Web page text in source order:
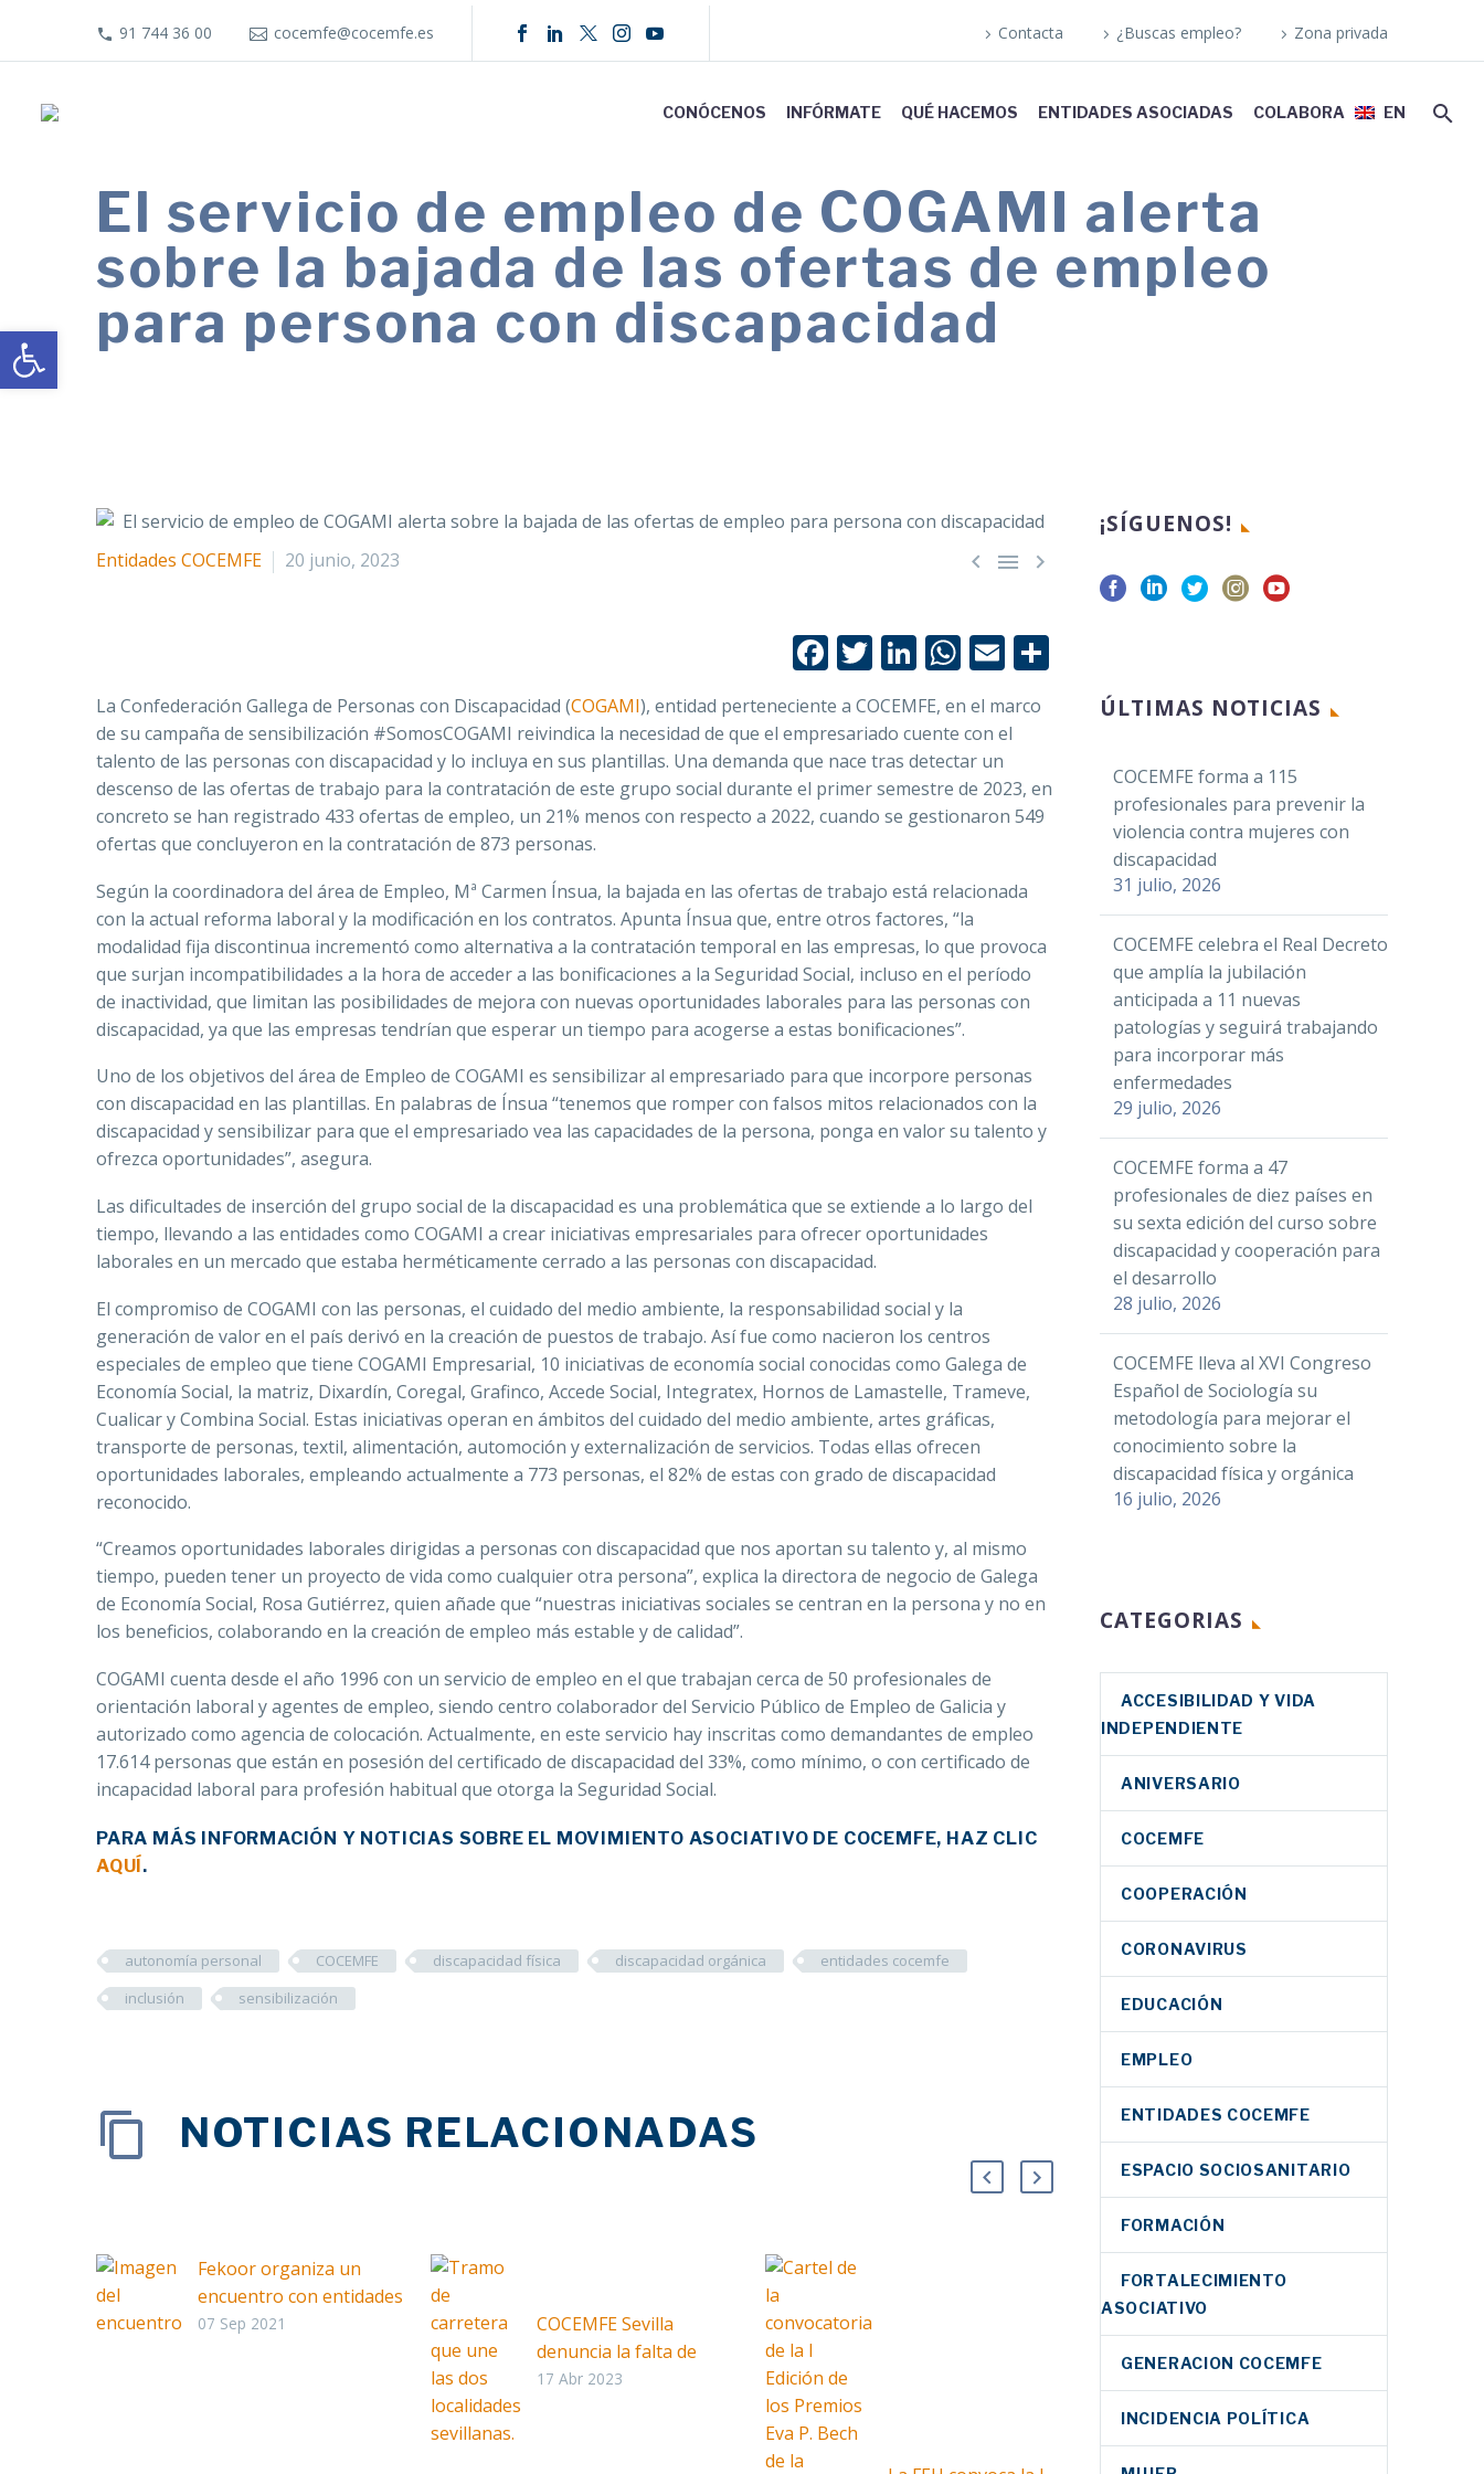
Abrir barra de herramientas
91 744 36 00 cocemfe@cocemfe.es Contacta ¿Buscas empleo? Zona privada
CONÓCENOS INFÓRMATE QUÉ HACEMOS ENTIDADES ASOCIADAS COLABORA EN
El servicio de empleo de COGAMI alerta
sobre la bajada de las ofertas de empleo
para persona con discapacidad
  
Entidades COCEMFE 20 junio, 2023
Facebook
Twitter
LinkedIn
WhatsApp
Email
La Confederación Gallega de Personas con Discapacidad (COGAMI), entidad perteneciente a COCEMFE, en el marco
de su campaña de sensibilización #SomosCOGAMI reivindica la necesidad de que el empresariado cuente con el
talento de las personas con discapacidad y lo incluya en sus plantillas. Una demanda que nace tras detectar un
descenso de las ofertas de trabajo para la contratación de este grupo social durante el primer semestre de 2023, en
concreto se han registrado 433 ofertas de empleo, un 21% menos con respecto a 2022, cuando se gestionaron 549
ofertas que concluyeron en la contratación de 873 personas.
Según la coordinadora del área de Empleo, Mª Carmen Ínsua, la bajada en las ofertas de trabajo está relacionada
con la actual reforma laboral y la modificación en los contratos. Apunta Ínsua que, entre otros factores, “la
modalidad fija discontinua incrementó como alternativa a la contratación temporal en las empresas, lo que provoca
que surjan incompatibilidades a la hora de acceder a las bonificaciones a la Seguridad Social, incluso en el período
de inactividad, que limitan las posibilidades de mejora con nuevas oportunidades laborales para las personas con
discapacidad, ya que las empresas tendrían que esperar un tiempo para acogerse a estas bonificaciones”.
Uno de los objetivos del área de Empleo de COGAMI es sensibilizar al empresariado para que incorpore personas
con discapacidad en las plantillas. En palabras de Ínsua “tenemos que romper con falsos mitos relacionados con la
discapacidad y sensibilizar para que el empresariado vea las capacidades de la persona, ponga en valor su talento y
ofrezca oportunidades”, asegura.
Las dificultades de inserción del grupo social de la discapacidad es una problemática que se extiende a lo largo del
tiempo, llevando a las entidades como COGAMI a crear iniciativas empresariales para ofrecer oportunidades
laborales en un mercado que estaba herméticamente cerrado a las personas con discapacidad.
El compromiso de COGAMI con las personas, el cuidado del medio ambiente, la responsabilidad social y la
generación de valor en el país derivó en la creación de puestos de trabajo. Así fue como nacieron los centros
especiales de empleo que tiene COGAMI Empresarial, 10 iniciativas de economía social conocidas como Galega de
Economía Social, la matriz, Dixardín, Coregal, Grafinco, Accede Social, Integratex, Hornos de Lamastelle, Trameve,
Cualicar y Combina Social. Estas iniciativas operan en ámbitos del cuidado del medio ambiente, artes gráficas,
transporte de personas, textil, alimentación, automoción y externalización de servicios. Todas ellas ofrecen
oportunidades laborales, empleando actualmente a 773 personas, el 82% de estas con grado de discapacidad
reconocido.
“Creamos oportunidades laborales dirigidas a personas con discapacidad que nos aportan su talento y, al mismo
tiempo, pueden tener un proyecto de vida como cualquier otra persona”, explica la directora de negocio de Galega
de Economía Social, Rosa Gutiérrez, quien añade que “nuestras iniciativas sociales se centran en la persona y no en
los beneficios, colaborando en la creación de empleo más estable y de calidad”.
COGAMI cuenta desde el año 1996 con un servicio de empleo en el que trabajan cerca de 50 profesionales de
orientación laboral y agentes de empleo, siendo centro colaborador del Servicio Público de Empleo de Galicia y
autorizado como agencia de colocación. Actualmente, en este servicio hay inscritas como demandantes de empleo
17.614 personas que están en posesión del certificado de discapacidad del 33%, como mínimo, o con certificado de
incapacidad laboral para profesión habitual que otorga la Seguridad Social.
PARA MÁS INFORMACIÓN Y NOTICIAS SOBRE EL MOVIMIENTO ASOCIATIVO DE COCEMFE, HAZ CLIC
AQUÍ.
autonomía personal COCEMFE discapacidad física discapacidad orgánica
entidades cocemfe
inclusión
sensibilización
NOTICIAS RELACIONADAS
Fekoor organiza un
encuentro con entidades
europeas para mejorar las
LinkedIn
WhatsApp
Email
07 Sep 2021
COCEMFE Sevilla
denuncia la falta de
servicios esenciales y
17 Abr 2023
para presentar
para el I Congreso
¡SÍGUENOS!
ÚLTIMAS NOTICIAS
COCEMFE forma a 115
profesionales para prevenir la
violencia contra mujeres con
discapacidad
31 julio, 2026
COCEMFE celebra el Real Decreto
que amplía la jubilación
anticipada a 11 nuevas
patologías y seguirá trabajando
para incorporar más
enfermedades
29 julio, 2026
COCEMFE forma a 47
profesionales de diez países en
su sexta edición del curso sobre
discapacidad y cooperación para
el desarrollo
28 julio, 2026
COCEMFE lleva al XVI Congreso
Español de Sociología su
metodología para mejorar el
conocimiento sobre la
discapacidad física y orgánica
16 julio, 2026
CATEGORIAS
ACCESIBILIDAD Y VIDA
INDEPENDIENTE
ANIVERSARIO
COCEMFE
COOPERACIÓN
CORONAVIRUS
EDUCACIÓN
EMPLEO
ENTIDADES COCEMFE
ESPACIO SOCIOSANITARIO
FORMACIÓN
FORTALECIMIENTO
ASOCIATIVO
GENERACION COCEMFE
INCIDENCIA POLÍTICA